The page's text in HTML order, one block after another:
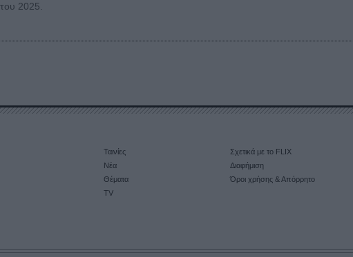
2025.
Ταινίες
Νέα
Θέματα
TV
Σχετικά με το FLIX
Διαφήμιση
Όροι χρήσης & Απόρρητο